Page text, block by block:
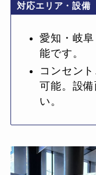
対応エリア・設備
愛知・岐
能です。
コンセン
可能。設
い。